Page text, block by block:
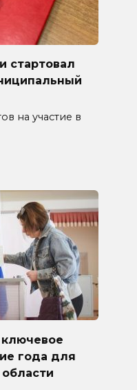
стартовал
на участие в
года для